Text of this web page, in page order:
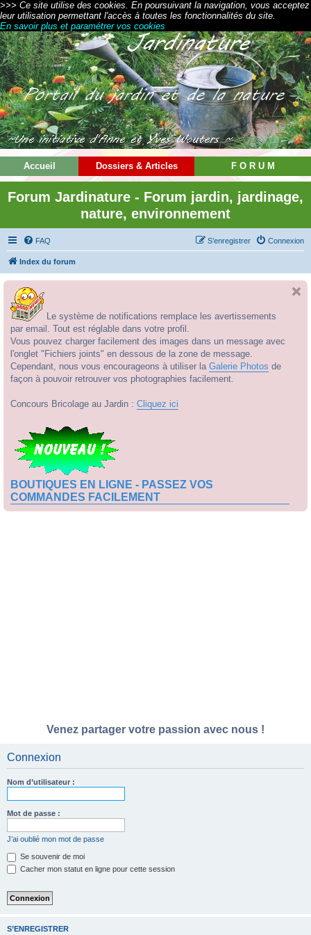
>>> Ce site utilise des cookies. En poursuivant la navigation, vous acceptez
leur utilisation permettant l'accès à toutes les fonctionnalités du site.
En savoir plus et paramétrer vos cookies
Accueil Dossiers & Articles F O R U M
Forum Jardinature - Forum jardin, jardinage,
nature, environnement
FAQ Connexion
S’enregistrer
Index du forum
Le système de notifications remplace les avertissements
par email. Tout est réglable dans votre profil.
Vous pouvez charger facilement des images dans un message avec
l'onglet "Fichiers joints" en dessous de la zone de message.
Cependant, nous vous encourageons à utiliser la Galerie Photos de
façon à pouvoir retrouver vos photographies facilement.
Concours Bricolage au Jardin : Cliquez ici
BOUTIQUES EN LIGNE - PASSEZ VOS
COMMANDES FACILEMENT
Venez partager votre passion avec nous !
Connexion
Nom d’utilisateur :
Mot de passe :
J’ai oublié mon mot de passe
Se souvenir de moi
Cacher mon statut en ligne pour cette session
S’ENREGISTRER